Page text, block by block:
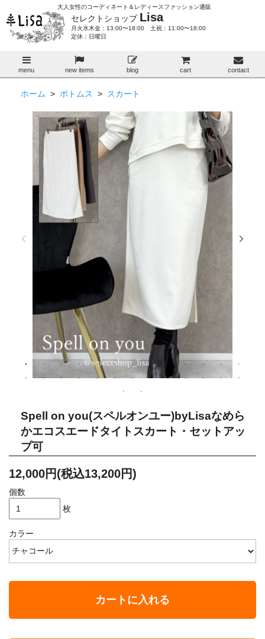
大人女性のコーディネート＆レディースファッション通販
セレクトショップ Lisa
月火水木金：13:00〜18:00 土祝：11:00〜18:00
定休：日曜日
menu new items blog cart contact
ホーム > ボトムス > スカート
Spell on you(スペルオンユー)byLisaなめら
かエコスエードタイトスカート・セットアッ
プ可
12,000円(税込13,200円)
個数
枚
カラー
カートに入れる